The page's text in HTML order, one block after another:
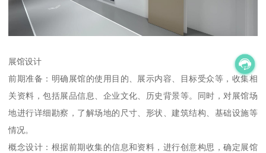
展馆设计
前期准备：明确展馆的使用目的、展示内容、目标受众等，收集相
关资料，包括展品信息、企业文化、历史背景等。同时，对展馆场
地进行详细勘察，了解场地的尺寸、形状、建筑结构、基础设施等
情况。
概念设计：根据前期收集的信息和资料，进行创意构思，确定展馆